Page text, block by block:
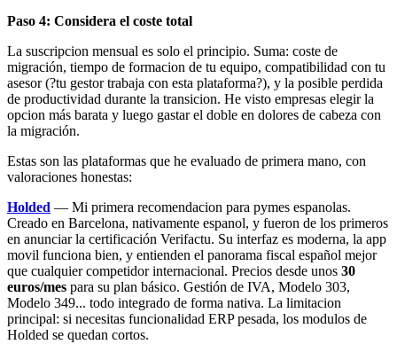
Paso 4: Considera el coste total
La suscripcion mensual es solo el principio. Suma: coste de
migración, tiempo de formacion de tu equipo, compatibilidad con tu
asesor (?tu gestor trabaja con esta plataforma?), y la posible perdida
de productividad durante la transicion. He visto empresas elegir la
opcion más barata y luego gastar el doble en dolores de cabeza con
la migración.
Estas son las plataformas que he evaluado de primera mano, con
valoraciones honestas:
Holded — Mi primera recomendacion para pymes espanolas.
Creado en Barcelona, nativamente espanol, y fueron de los primeros
en anunciar la certificación Verifactu. Su interfaz es moderna, la app
movil funciona bien, y entienden el panorama fiscal español mejor
que cualquier competidor internacional. Precios desde unos 30
euros/mes para su plan básico. Gestión de IVA, Modelo 303,
Modelo 349... todo integrado de forma nativa. La limitacion
principal: si necesitas funcionalidad ERP pesada, los modulos de
Holded se quedan cortos.